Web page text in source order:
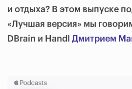
и отдыха? В этом выпуске
«Лучшая версия» мы
DBrain и Handl Дмитрием